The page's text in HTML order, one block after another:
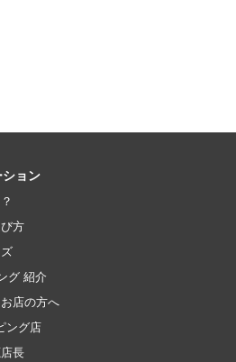
ョン
方
グ 紹介
店の方へ
ング店
長